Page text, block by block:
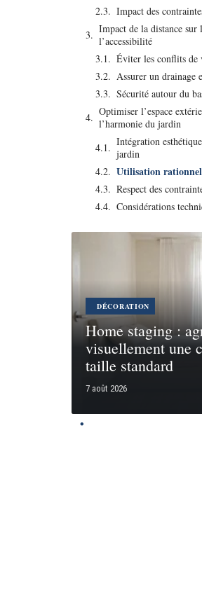
Impact des
Impact de la distance sur
l’accessibilité
Éviter les conflits de
Assurer un drainage
Sécurité autour du
Optimiser l’espace
l’harmonie du jardin
Intégration
jardin
Utilisation
Respect des
Considérations
DÉCORATION
Home staging :
visuellement une
taille standard
7 août 2026